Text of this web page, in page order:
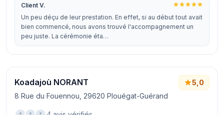
Client V.
Un peu déçu de leur prestation. En effet, si au début tout avait
bien commencé, nous avons trouvé l'accompagnement un
peu juste. La cérémonie éta…
Koadajoù NORANT
8 Rue du Fouennou, 29620 Plouégat-Guérand
5,0